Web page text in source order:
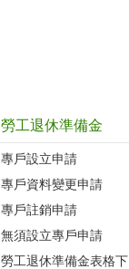
勞工退休準備金
專戶設立申請
專戶資料變更申請
專戶註銷申請
無須設立專戶申請
勞工退休準備金表格下